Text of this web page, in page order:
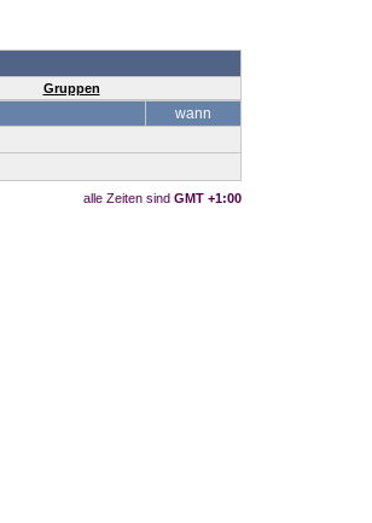
Gruppen
wann
alle Zeiten sind GMT +1:00